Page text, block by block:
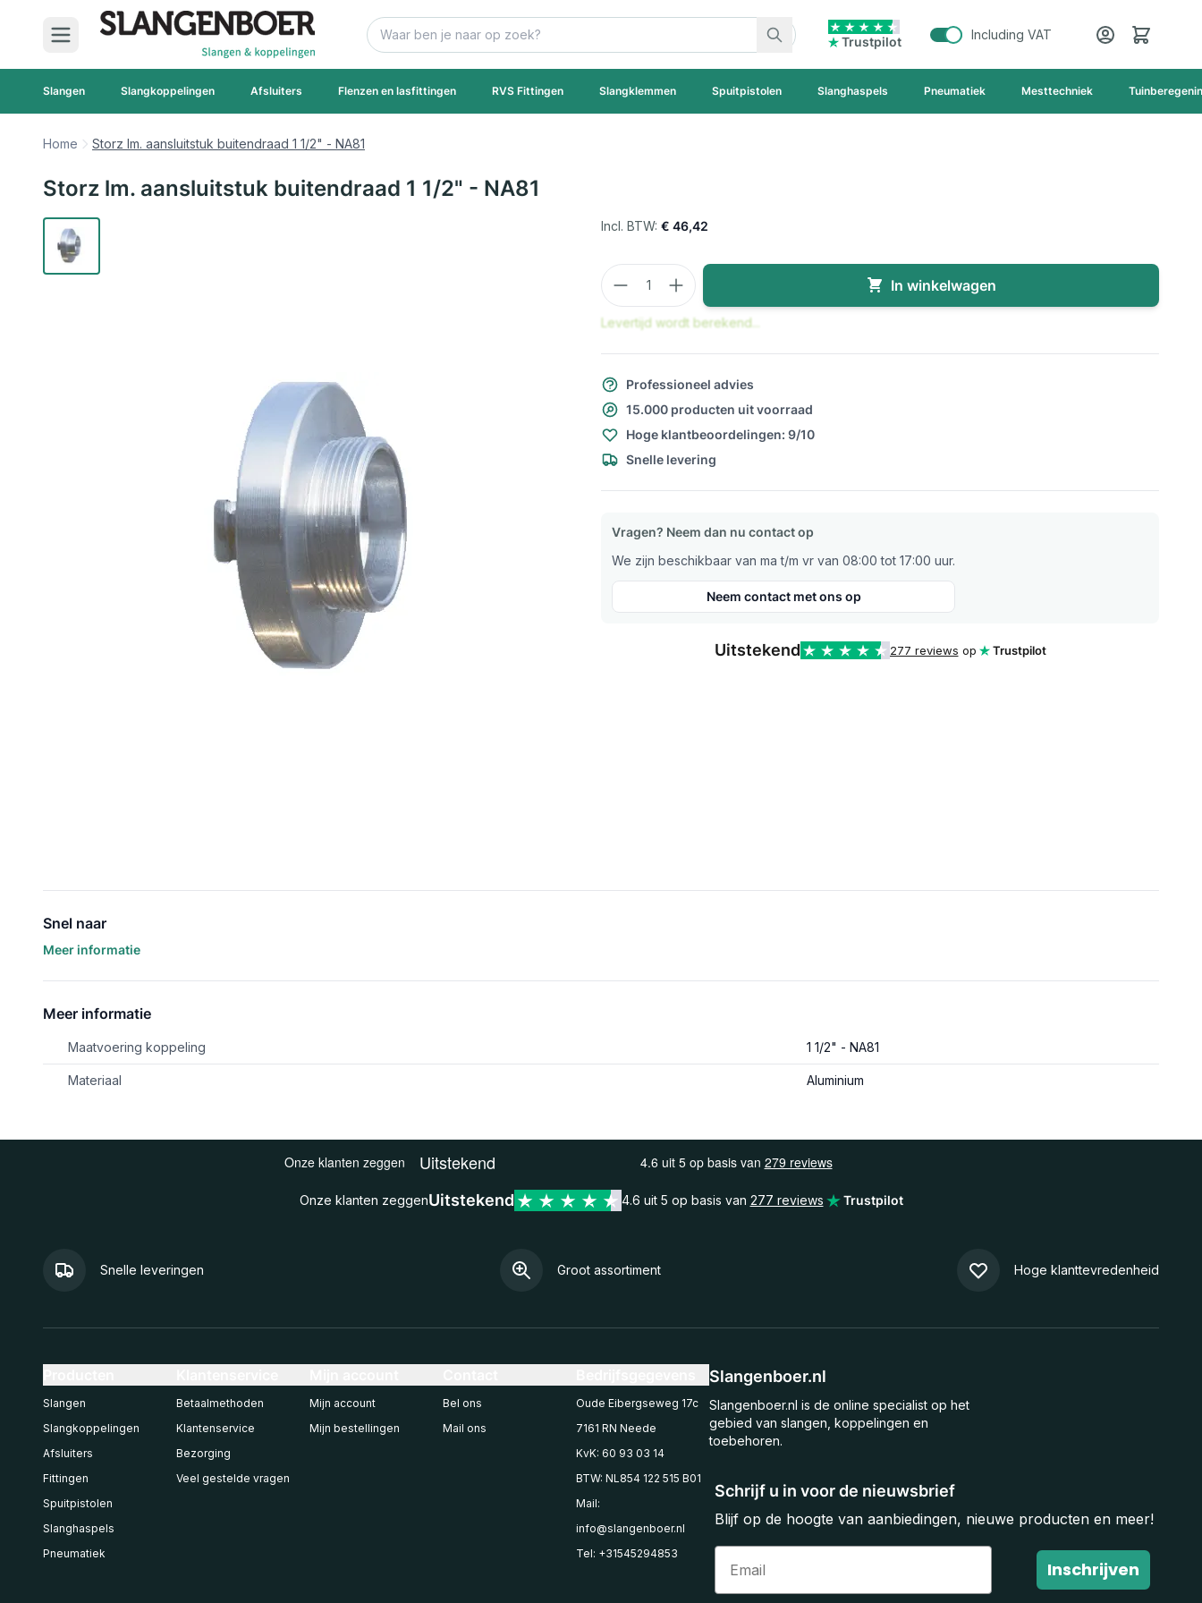
Ga naar de inhoud
Zoek
Trustpilot
Including VAT Cart
Slangen Slangkoppelingen Afsluiters Flenzen en lasfittingen RVS Fittingen Slangklemmen Spuitpistolen Slanghaspels Pneumatiek Mesttechniek
Home Storz lm. aansluitstuk buitendraad 1 1/2" - NA81
Storz lm. aansluitstuk buitendraad 1 1/2" - NA81
€ 46,42
Aantal
In winkelwagen
Levertijd wordt berekend...
Professioneel advies
15.000 producten uit voorraad
Hoge klantbeoordelingen: 9/10
Snelle levering
Vragen? Neem dan nu contact op
We zijn beschikbaar van ma t/m vr van 08:00 tot 17:00 uur.
Neem contact met ons op
Uitstekend 277 reviews op Trustpilot
Snel naar
Meer informatie
Meer informatie
Maatvoering koppeling 1 1/2" - NA81
Materiaal Aluminium
Onze klanten zeggenUitstekend 4.6 uit 5 op basis van 277 reviews Trustpilot
Snelle leveringen Groot assortiment Hoge klanttevredenheid
Schrijf u in voor de nieuwsbrief
Blijf op de hoogte van aanbiedingen, nieuwe producten en meer!
Email
Inschrijven
Slangenboer.nl
Slangenboer.nl is de online specialist op het
gebied van slangen, koppelingen en
toebehoren.
Slangen
Slangkoppelingen
Afsluiters
Fittingen
Spuitpistolen
Slanghaspels
Pneumatiek
Betaalmethoden
Klantenservice
Bezorging
Veel gestelde vragen
Mijn account
Mijn bestellingen
Bel ons
Mail ons
Oude Eibergseweg 17c
7161 RN Neede
KvK: 60 93 03 14
BTW: NL854 122 515 B01
Mail:
info@slangenboer.nl
Tel: +31545294853